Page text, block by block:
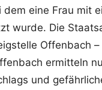
eine Frau mit
wurde. Die
Offenbach
ermitteln
und